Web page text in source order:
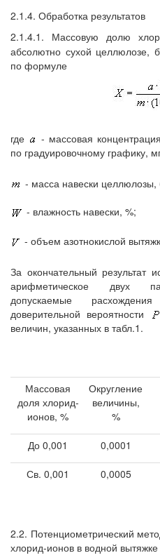
2.1.4. Обработка результатов
2.1.4.1. Массовую долю
абсолютно сухой целлюлозе,
по формуле
где
- массовая
по градуировочному графику,
- масса навески целлюлозы,
- влажность навески, %;
- объем азотнокислой
За окончательный результат
арифметическое двух
допускаемые
доверительной вероятности
величин, указанных в табл.1.
Массовая
доля хлорид-
ионов, %
Округление
величины,
%
До 0,001 0,0001
Св. 0,001 0,0005
2.2. Потенциометрический
хлорид-ионов в водной вытяжке